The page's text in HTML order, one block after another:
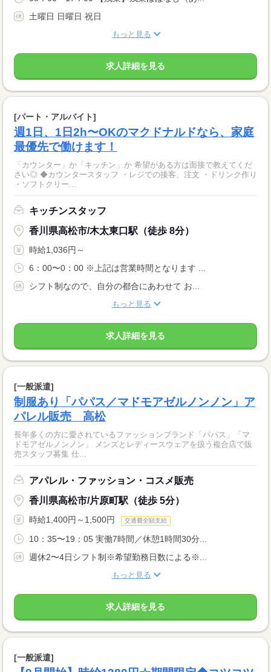
土曜日 日曜日 祝日
もっと見る
求人詳細を見る
[パート・アルバイト]
週1日、1日2h〜OKのマクドナルドなら、家庭
最優先で働けます！
「カウンター」か「キッチン」か 希望がある方は面接で教えてくだ
さい◎ ◆カウンタースタッフ ・レジでの接客、注文 ・ドリンク作り
・ソフトクリー...
キッチンスタッフ
香川県高松市/木太東口駅（徒歩 8分）
時給1,036円～
6：00〜0：00 ※上記は営業時間となります ...
シフト制なので、自分の都合にあわせて お...
もっと見る
求人詳細を見る
[一般派遣]
制服あり「パパス／マドモアゼルノンノン」ア
パレル販売 高松
長年多くの方に愛されているファッションブランド「パパス」「マ
ドモアゼルノンノン」 メンズとレディースウェアを扱う複合店で販
売スタッフ募集 仕...
アパレル・ファッション・コスメ販売
香川県高松市/片原町駅（徒歩 5分）
時給1,400円～1,500円 交通費全額支給
10：35〜19：05 実働7時間／休憩1時間30分...
週休2〜4日シフト制※希望勤務日数による※...
もっと見る
求人詳細を見る
[一般派遣]